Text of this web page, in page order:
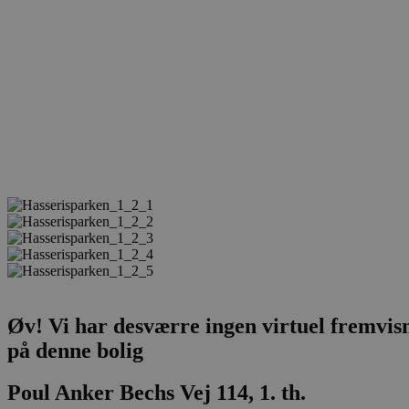
Øv! Vi har desværre ingen virtuel
på denne bolig
Poul Anker Bechs Vej 114, 1. th.